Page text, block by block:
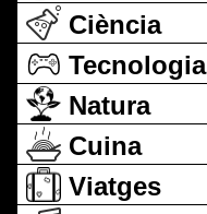
Ciència
Tecnologia
Natura
Cuina
Viatges